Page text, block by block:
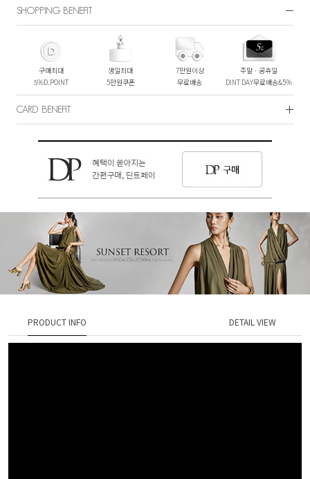
SHOPPING BENEFIT
구매최대
5%D.POINT
생일최대
5만원쿠폰
7만원이상
무료배송
주말ㆍ공휴일
DINT DAY무료배송&5%
CARD BENEFIT
PRODUCT INFO DETAIL VIEW